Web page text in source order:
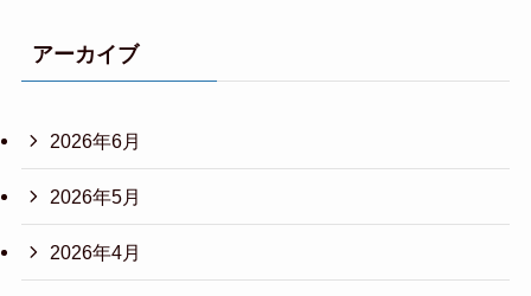
アーカイブ
2026年6月
2026年5月
2026年4月